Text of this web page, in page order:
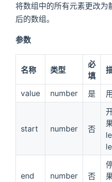
将数组中的所有元素更改
后的数组。
参数
名称 类型
必
填
value number 是
start number 否
end number 否